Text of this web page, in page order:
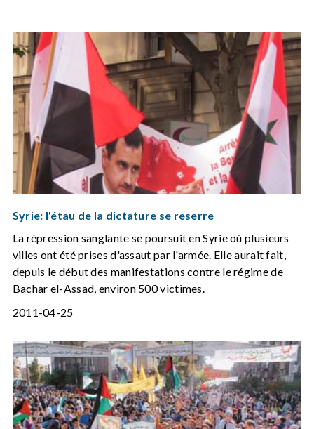
Syrie: l'étau de la dictature se reserre
La répression sanglante se poursuit en Syrie où plusieurs
villes ont été prises d'assaut par l'armée. Elle aurait fait,
depuis le début des manifestations contre le régime de
Bachar el-Assad, environ 500 victimes.
2011-04-25